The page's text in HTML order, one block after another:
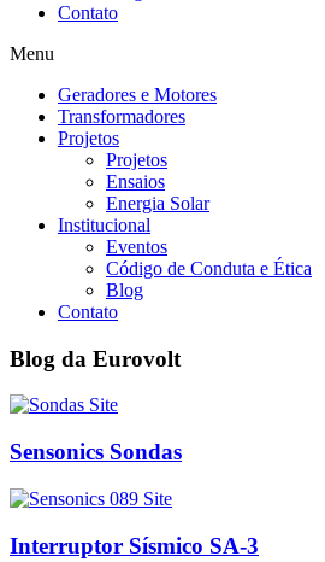
Contato
Menu
Geradores e Motores
Transformadores
Projetos
Projetos
Ensaios
Energia Solar
Institucional
Eventos
Código de Conduta e Ética
Blog
Contato
Blog da Eurovolt
Sensonics Sondas
Interruptor Sísmico SA-3